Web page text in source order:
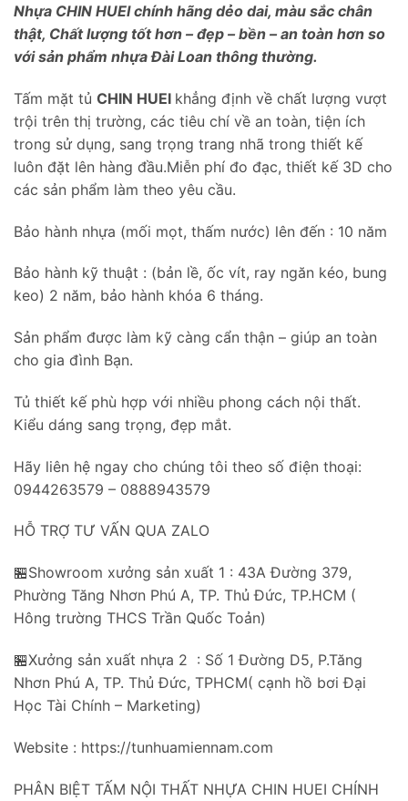
Nhựa CHIN HUEI chính hãng dẻo dai, màu sắc chân
thật, Chất lượng tốt hơn – đẹp – bền – an toàn hơn so
với sản phẩm nhựa Đài Loan thông thường.
Tấm mặt tủ CHIN HUEI khẳng định về chất lượng vượt
trội trên thị trường, các tiêu chí về an toàn, tiện ích
trong sử dụng, sang trọng trang nhã trong thiết kế
luôn đặt lên hàng đầu.Miễn phí đo đạc, thiết kế 3D cho
các sản phẩm làm theo yêu cầu.
Bảo hành nhựa (mối mọt, thấm nước) lên đến : 10 năm
Bảo hành kỹ thuật : (bản lề, ốc vít, ray ngăn kéo, bung
keo) 2 năm, bảo hành khóa 6 tháng.
Sản phẩm được làm kỹ càng cẩn thận – giúp an toàn
cho gia đình Bạn.
Tủ thiết kế phù hợp với nhiều phong cách nội thất.
Kiểu dáng sang trọng, đẹp mắt.
Hãy liên hệ ngay cho chúng tôi theo số điện thoại:
0944263579 – 0888943579
HỖ TRỢ TƯ VẤN QUA ZALO
🏪Showroom xưởng sản xuất 1 : 43A Đường 379,
Phường Tăng Nhơn Phú A, TP. Thủ Đức, TP.HCM (
Hông trường THCS Trần Quốc Toản)
🏪Xưởng sản xuất nhựa 2 : Số 1 Đường D5, P.Tăng
Nhơn Phú A, TP. Thủ Đức, TPHCM( cạnh hồ bơi Đại
Học Tài Chính – Marketing)
Website : https://tunhuamiennam.com
PHÂN BIỆT TẤM NỘI THẤT NHỰA CHIN HUEI CHÍNH